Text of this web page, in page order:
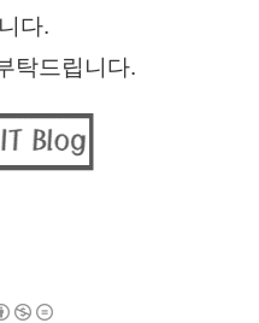
다.
탁드립니다.